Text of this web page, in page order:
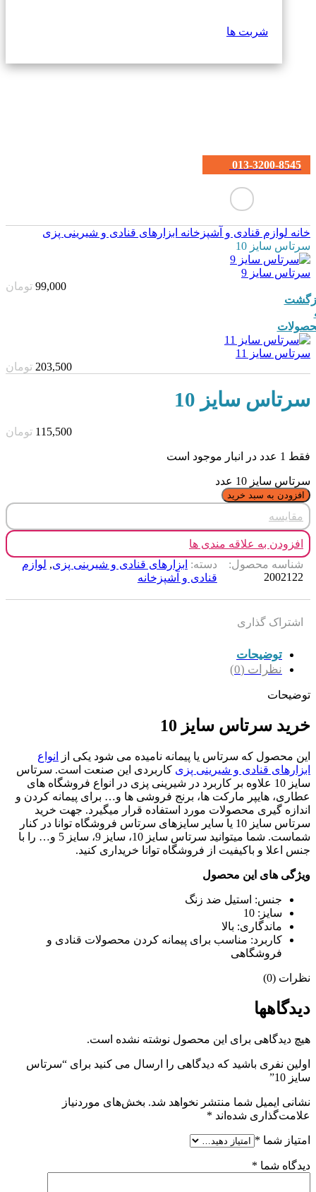
شربت ها
013-3200-8545
خانه لوازم قنادی و آشپزخانه ابزارهای قنادی و شیرینی پزی
سرتاس سایز 10
سرتاس سایز 9
99,000 تومان
سرتاس سایز 11
203,500 تومان
سرتاس سایز 10
115,500 تومان
فقط 1 عدد در انبار موجود است
سرتاس سایز 10 عدد
افزودن به سبد خرید
مقایسه
افزودن به علاقه مندی ها
شناسه محصول:
2002122
دسته: ابزارهای قنادی و شیرینی پزی, لوازم
قنادی و آشپزخانه
اشتراک گذاری
توضیحات
نظرات (0)
توضیحات
خرید سرتاس سایز 10
این محصول که سرتاس یا پیمانه نامیده می شود یکی از
انواع
ابزارهای قنادی و شیرینی پزی کاربردی این صنعت است. سرتاس
سایز 10 علاوه بر کاربرد در شیرینی پزی در انواع فروشگاه های
عطاری، هایپر مارکت ها، برنج فروشی ها و… برای پیمانه کردن و
اندازه گیری محصولات مورد استفاده قرار میگیرد. جهت خرید
سرتاس سایز 10 یا سایر سایزهای سرتاس فروشگاه توانا در کنار
شماست. شما میتوانید سرتاس سایز 10، سایز 9، سایز 5 و… را با
جنس اعلا و باکیفیت از فروشگاه توانا خریداری کنید.
ویژگی های این محصول
جنس: استیل ضد زنگ
سایز: 10
ماندگاری: بالا
کاربرد: مناسب برای پیمانه کردن محصولات قنادی و
فروشگاهی
نظرات (0)
دیدگاهها
هیچ دیدگاهی برای این محصول نوشته نشده است.
اولین نفری باشید که دیدگاهی را ارسال می کنید برای “سرتاس
سایز 10”
نشانی ایمیل شما منتشر نخواهد شد. بخش‌های موردنیاز
علامت‌گذاری شده‌اند *
امتیاز شما *
دیدگاه شما *